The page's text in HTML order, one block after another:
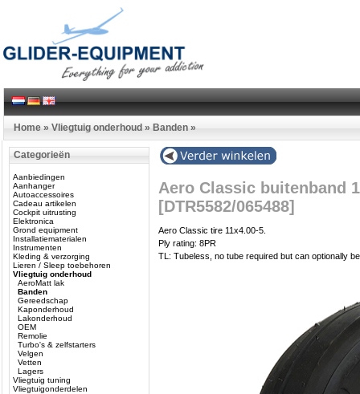
Home » Vliegtuig onderhoud » Banden »
Categorieën
Aanbiedingen
Aanhanger
Autoaccessoires
Cadeau artikelen
Cockpit uitrusting
Elektronica
Grond equipment
Installatiematerialen
Instrumenten
Kleding & verzorging
Lieren / Sleep toebehoren
Vliegtuig onderhoud
AeroMatt lak
Banden
Gereedschap
Kaponderhoud
Lakonderhoud
OEM
Remolie
Turbo's & zelfstarters
Velgen
Vetten
Lagers
Vliegtuig tuning
Vliegtuigonderdelen
Aero Classic buitenband
[DTR5582/065488]
Aero Classic tire 11x4.00-5.
Ply rating: 8PR
TL: Tubeless, no tube required but can optionally